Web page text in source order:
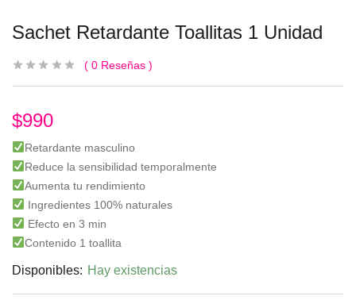
Sachet Retardante Toallitas 1 Unidad
0 Reseñas
$990
Retardante masculino
Reduce la sensibilidad temporalmente
Aumenta tu rendimiento
Ingredientes 100% naturales
Efecto en 3 min
Contenido 1 toallita
Disponibles: Hay existencias